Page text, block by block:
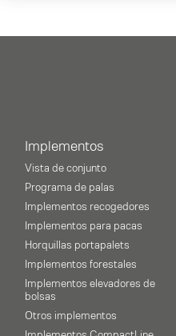
Implementos
Vista de conjunto
Programa de palas
Implementos recogedores
Implementos para pacas
Horquillas portapalets
Implementos forestales
Implementos elevadores de
bolsas
Otros implementos